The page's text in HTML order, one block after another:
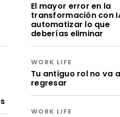
El mayor error en la
transformación con
automatizar lo que
deberías eliminar
WORK LIFE
Tu antiguo rol no va a
regresar
WORK LIFE